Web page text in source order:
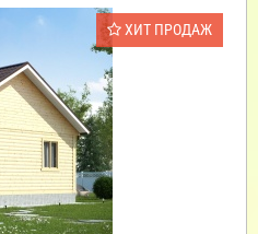
ХИТ ПРОДАЖ